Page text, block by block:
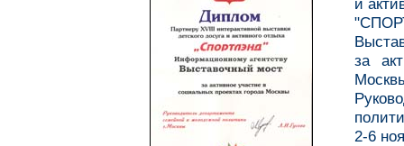
и
за
2-6